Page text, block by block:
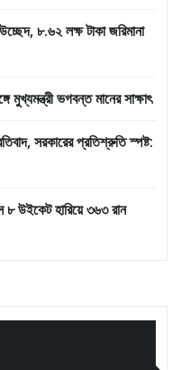
৮.৬২ লক্ষ টাকা জরিমানা
মুখ্যমন্ত্রী ভগবন্ত মানের সাক্ষাৎ
সরকারের প্রতিশ্রুতি স্পষ্ট:
৮ উইকেট হারিয়ে ৩৬৩ রান